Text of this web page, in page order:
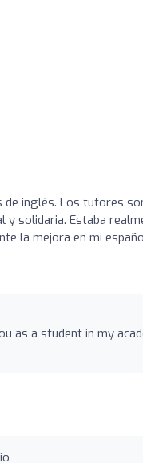
de inglés. Los tutores
y solidaria. Estaba
la mejora en mi
as a student in my